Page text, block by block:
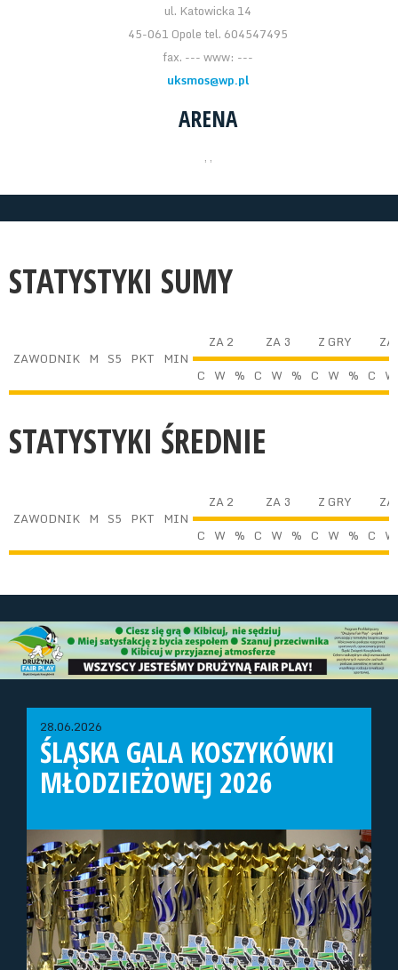
ul. Katowicka 14
45-061 Opole tel. 604547495
fax. --- www: ---
uksmos@wp.pl
ARENA
, ,
STATYSTYKI SUMY
ZAWODNIK M S5 PKT MIN
ZA 2 ZA 3 Z GRY
C W % C W % C W % C W
STATYSTYKI ŚREDNIE
ZAWODNIK M S5 PKT MIN
ZA 2 ZA 3 Z GRY
C W % C W % C W % C W
28.06.2026
ŚLĄSKA GALA KOSZYKÓWKI
MŁODZIEŻOWEJ 2026